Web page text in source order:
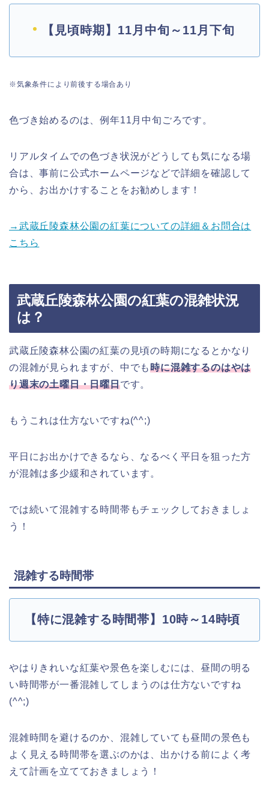
【見頃時期】11月中旬～11月下旬
※気象条件により前後する場合あり
色づき始めるのは、例年11月中旬ごろです。
リアルタイムでの色づき状況がどうしても気になる場
合は、事前に公式ホームページなどで詳細を確認して
から、お出かけすることをお勧めし ます！
→武蔵丘陵森林公園の紅葉についての詳細＆お問合は
こちら
武蔵丘陵森林公園の紅葉の混雑状況
は？
武蔵丘陵森林公園の紅葉の見頃の時期になるとかなり
の混雑が見られますが、中でも時に混雑するのはやは
り週末の土曜日・日曜日です。
もうこれは仕方ないですね(^^;)
平日にお出かけできるなら、なるべく平日を狙った方
が混雑は多少緩和されています。
では続いて混雑する時間帯もチェックしておきましょ
う！
混雑する時間帯
【特に混雑する時間帯】10時～14時頃
やはりきれいな紅葉や景色を楽しむには、昼間の明る
い時間帯が一番混雑してしまうのは仕方ないですね
(^^;)
混雑時間を避けるのか、混雑していても昼間の景色も
よく見える時間帯を選ぶのかは、出かける前によく考
えて計画を立てておきましょう！